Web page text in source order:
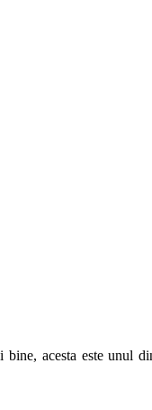
acesta este unul